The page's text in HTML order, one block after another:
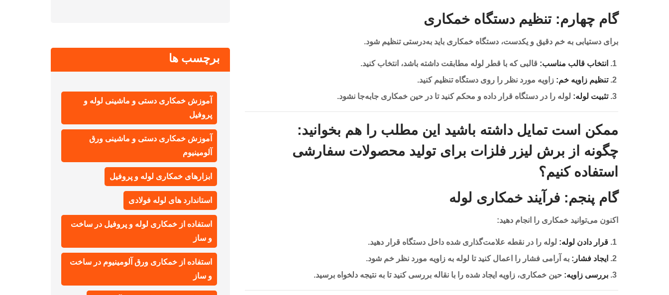
گام چهارم: تنظیم دستگاه خمکاری
برای دستیابی به خم دقیق و یکدست، دستگاه خمکاری باید به‌درستی تنظیم شود.
انتخاب قالب مناسب: قالبی که با قطر لوله مطابقت داشته باشد، انتخاب کنید.
تنظیم زاویه خم: زاویه مورد نظر را روی دستگاه تنظیم کنید.
تثبیت لوله: لوله را در دستگاه قرار داده و محکم کنید تا در حین خمکاری جابه‌جا نشود.
ممکن است تمایل داشته باشید این مطلب را هم بخوانید:
چگونه از برش لیزر فلزات برای تولید محصولات سفارشی
استفاده کنیم؟
گام پنجم: فرآیند خمکاری لوله
اکنون می‌توانید خمکاری را انجام دهید:
قرار دادن لوله: لوله را در نقطه علامت‌گذاری شده داخل دستگاه قرار دهید.
ایجاد فشار: به آرامی فشار را اعمال کنید تا لوله به زاویه مورد نظر خم شود.
بررسی زاویه: حین خمکاری، زاویه ایجاد شده را با نقاله بررسی کنید تا به نتیجه دلخواه برسید.
برچسب ها
آموزش خمکاری دستی و ماشینی لوله و
پروفیل
آموزش خمکاری دستی و ماشینی ورق
آلومینیوم
ابزارهای خمکاری لوله و پروفیل
استاندارد های لوله فولادی
استفاده از خمکاری لوله و پروفیل در ساخت
و ساز
استفاده از خمکاری ورق آلومینیوم در ساخت
و ساز